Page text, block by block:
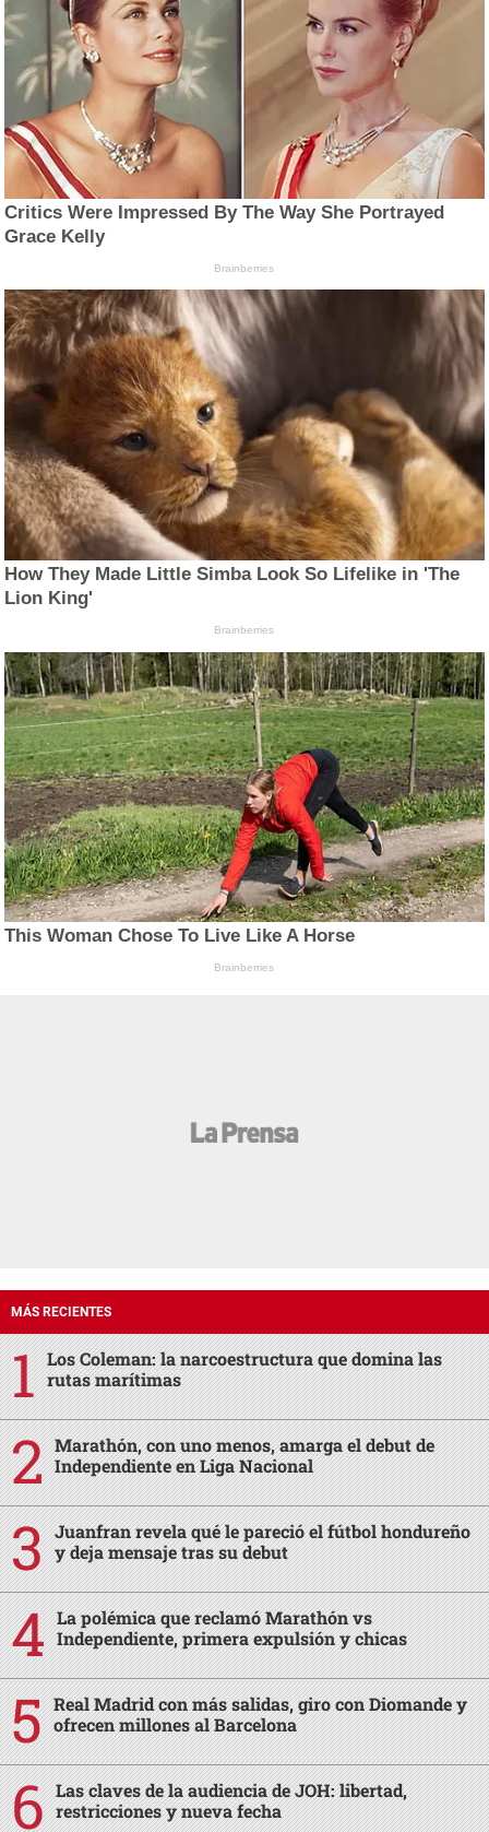
Critics Were Impressed By The Way She Portrayed
Grace Kelly
Brainberries
How They Made Little Simba Look So Lifelike in 'The
Lion King'
Brainberries
This Woman Chose To Live Like A Horse
Brainberries
MÁS RECIENTES
Los Coleman: la narcoestructura que domina las
rutas marítimas
Marathón, con uno menos, amarga el debut de
Independiente en Liga Nacional
Juanfran revela qué le pareció el fútbol hondureño
y deja mensaje tras su debut
La polémica que reclamó Marathón vs
Independiente, primera expulsión y chicas
Real Madrid con más salidas, giro con Diomande y
ofrecen millones al Barcelona
Las claves de la audiencia de JOH: libertad,
restricciones y nueva fecha